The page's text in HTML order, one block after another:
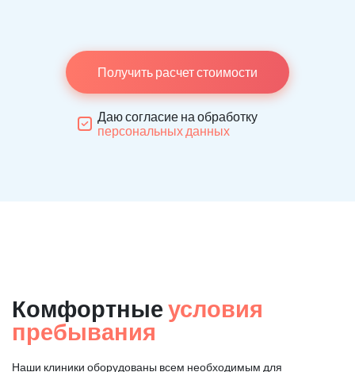
Получить расчет стоимости
Даю согласие на обработку
персональных данных
Комфортные условия
пребывания
Наши клиники оборудованы всем необходимым для